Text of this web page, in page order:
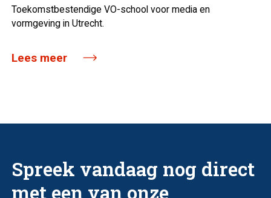
Toekomstbestendige VO-school voor media en
vormgeving in Utrecht.
Lees meer
Spreek vandaag nog direct
met een van onze